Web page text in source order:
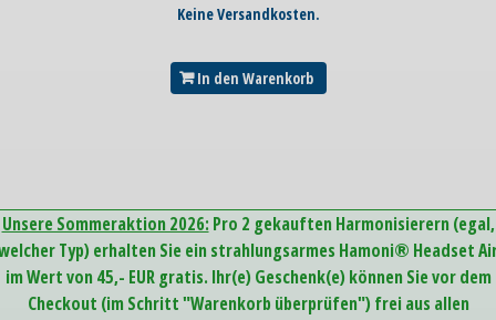
Keine Versandkosten.
In den Warenkorb
Unsere Sommeraktion 2026: Pro 2 gekauften Harmonisierern (egal,
Typ) erhalten Sie ein strahlungsarmes Hamoni® Headset
im Wert von 45,- EUR gratis. Ihr(e) Geschenk(e) können Sie vor dem
Checkout (im Schritt "Warenkorb überprüfen") frei aus allen